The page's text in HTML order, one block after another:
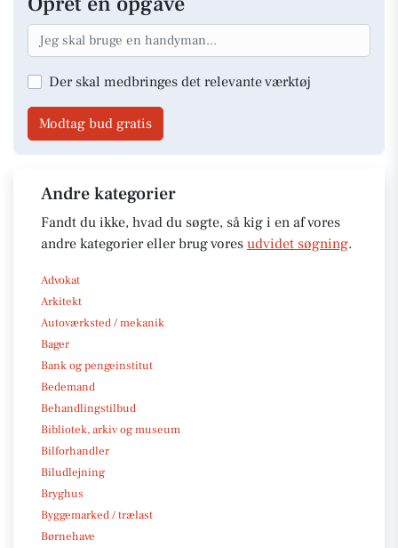
Der skal medbringes det relevante værktøj
Modtag bud gratis
Andre kategorier
Fandt du ikke, hvad du søgte, så kig i en af vores
andre kategorier eller brug vores udvidet søgning.
Advokat
Arkitekt
Autoværksted / mekanik
Bager
Bank og pengeinstitut
Bedemand
Behandlingstilbud
Bibliotek, arkiv og museum
Bilforhandler
Biludlejning
Bryghus
Byggemarked / trælast
Børnehave